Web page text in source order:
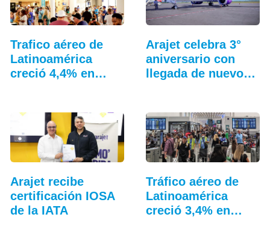
Trafico aéreo de
Latinoamérica
creció 4,4% en
Arajet celebra 3°
aniversario con
llegada de nuevo
Arajet recibe
certificación IOSA
de la IATA
Tráfico aéreo de
Latinoamérica
creció 3,4% en